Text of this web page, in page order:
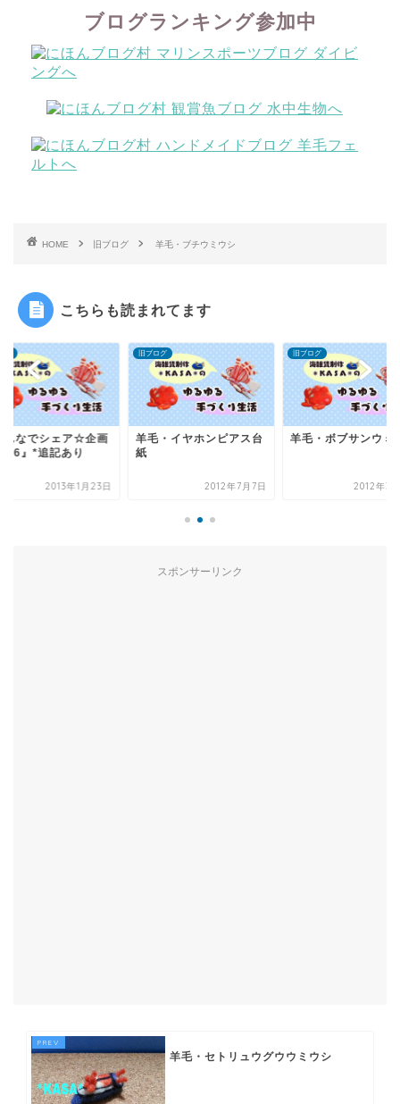
ブログランキング参加中
HOME 旧ブログ 羊毛・ブチウミウシ
こちらも読まれてます
・イヤホンピアス台
2012年7月7日
旧ブログ
羊毛・ボブサンウミウシ
2012年3月21日
旧ブログ
『みんなでシェア☆
2013年1
スポンサーリンク
羊毛・セトリュウグウウミウシ